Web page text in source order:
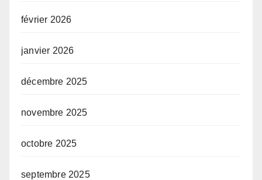
février 2026
janvier 2026
décembre 2025
novembre 2025
octobre 2025
septembre 2025